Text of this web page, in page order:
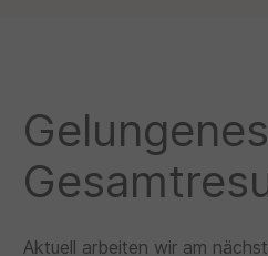
Gelungenes
Aktuell arbeiten wir am